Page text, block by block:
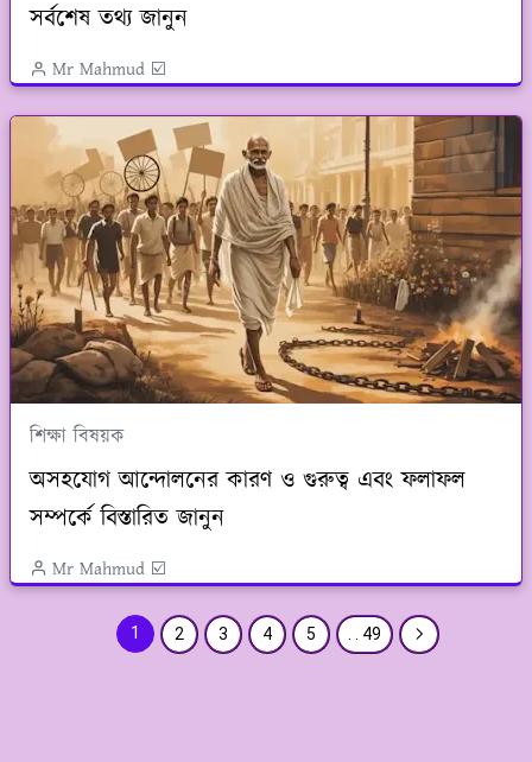
সর্বশেষ তথ্য জানুন
Mr Mahmud ☑️
শিক্ষা বিষয়ক
অসহযোগ আন্দোলনের কারণ ও গুরুত্ব এবং ফলাফল
সম্পর্কে বিস্তারিত জানুন
Mr Mahmud ☑️
1 2 3 4 5 . . 49